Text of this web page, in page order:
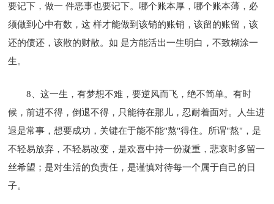
要记下，做一 件恶事也要记下。哪个账本厚，哪个账本薄，必
须做到心中有数，这 样才能做到该销的账销，该留的账留，该
还的债还，该散的财散。如 是方能活出一生明白，不致糊涂一
生。
8、这一生，有梦想不难，要逆风而飞，绝不简单。有时
候，前进不得，倒退不得，只能待在那儿，忍耐着面对。人生进
退是常事，想要成功，关键在于能不能"熬"得住。所谓"熬"，是
不轻易放弃，不轻易改变，是欢喜中持一份凝重，悲哀时多留一
丝希望；是对生活的负责任，是谨慎对待每一个属于自己的日
子。